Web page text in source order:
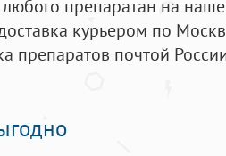
препаратан на
курьером по
препаратов почтой